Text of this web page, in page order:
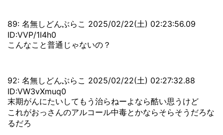
89: 名無しどんぶらこ 2025/02/22(土) 02:23:56.09
ID:VVP/1I4h0
こんなこと普通じゃないの？
92: 名無しどんぶらこ 2025/02/22(土) 02:27:32.88
ID:VW3vXmuq0
末期がんにたいしてもう治らねーよなら酷い思うけど
これがおっさんのアルコール中毒とかならそらそうだろな
るだろ